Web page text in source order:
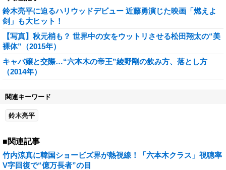
鈴木亮平に迫るハリウッドデビュー 近藤勇演じた映画「燃えよ
剣」も大ヒット！
【写真】秋元梢も？ 世界中の女をウットリさせる松田翔太の“美
裸体”（2015年）
キャバ嬢と交際…“六本木の帝王”綾野剛の飲み方、落とし方
（2014年）
関連キーワード
鈴木亮平
■関連記事
竹内涼真に韓国ショービズ界が熱視線！「六本木クラス」視聴率
V字回復で“億万長者”の目